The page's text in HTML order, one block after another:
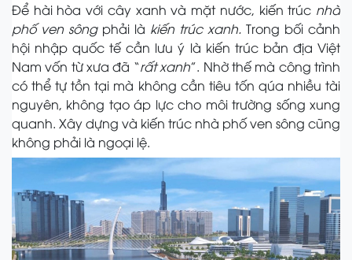
Để hài hòa với cây xanh và mặt nước, kiến trúc nhà
phố ven sôngphải là kiến trúc xanh. Trong bối cảnh
hội nhập quốc tế cần lưu ý là kiến trúc bản địa Việt
Nam vốn từ xưa đã “rất xanh”. Nhờ thế mà công trình
có thể tự tồn tại mà không cần tiêu tốn qúa nhiều tài
nguyên, không tạo áp lực cho môi trường sống xung
quanh. Xây dựng và kiến trúc nhà phố ven sông cũng
không phải là ngoại lệ.